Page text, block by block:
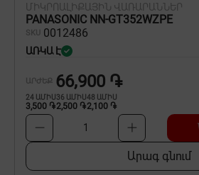
ՄԻԿՐՈԱԼԻՔԱՅԻՆ ՎԱՌԱՐԱՆՆԵՐ
PANASONIC NN-GT352WZPE
SKU 0012486
ԱՌԿԱ Է
ԱՐԺԵՔ 66,900 ֏
24 ԱՄԻՍ
3,500 ֏
36 ԱՄԻՍ
2,500 ֏
48 ԱՄԻՍ
2,100 ֏
1
Արագ գնում